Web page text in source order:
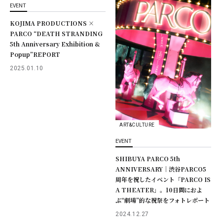
EVENT
KOJIMA PRODUCTIONS ×
PARCO “DEATH STRANDING
5th Anniversary Exhibition &
Popup”REPORT
2025.01.10
ART&CULTURE
EVENT
SHIBUYA PARCO 5th
ANNIVERSARY｜渋谷PARCO5
周年を祝したイベント「PARCO IS
A THEATER」。10日間におよ
ぶ“劇場”的な祝祭をフォトレポート
2024.12.27